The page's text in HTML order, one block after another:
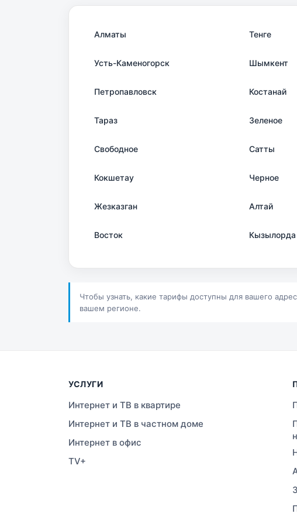
Алматы Тенге
Усть-Каменогорск Шымкент
Петропавловск Костанай
Тараз Зеленое
Свободное Сатты
Кокшетау Черное
Жезказган Алтай
Восток Кызылорда
Шучинск
Чтобы узнать, какие тарифы доступны для вашего
вашем регионе.
УСЛУГИ
Интернет и ТВ в квартире
Интернет и ТВ в частном доме
Интернет в офис
TV+